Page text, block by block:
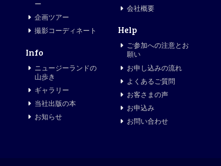
ー
企画ツアー
撮影コーディネート
Info
ニュージーランドの
山歩き
ギャラリー
当社出版の本
お知らせ
会社概要
Help
ご参加への注意とお
願い
お申し込みの流れ
よくあるご質問
お客さまの声
お申込み
お問い合わせ